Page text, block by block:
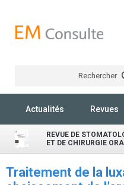
Rechercher
Actualités Revues
REVUE DE
ET DE CHIRURGIE
Traitement de la